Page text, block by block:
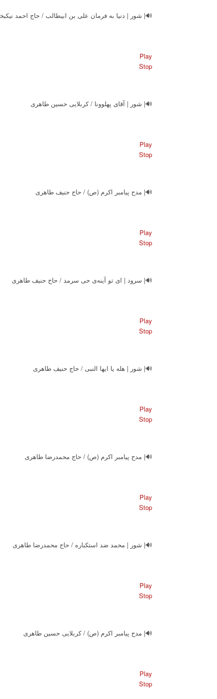
🔊| شور | دنیا به فرمان علی بن ابیطالب / حاج احمد
Play
Stop
🔊| شور | آقای پهلوونا / کربلایی حسین طاهری
Play
Stop
🔊| مدح پیامبر اکرم (ص) / حاج حنیف طاهری
Play
Stop
🔊| سرود | ای تو آینه‌ی حی سرمد / حاج حنیف طاهری
Play
Stop
🔊| شور | هله یا ایها النبی / حاج حنیف طاهری
Play
Stop
🔊| مدح پیامبر اکرم (ص) / حاج محمدرضا طاهری
Play
Stop
🔊| شور | محمد ضد استکباره / حاج محمدرضا طاهری
Play
Stop
🔊| مدح پیامبر اکرم (ص) / کربلایی حسین طاهری
Play
Stop